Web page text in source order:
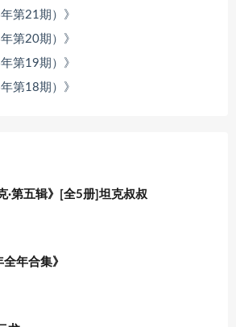
第21期）》
第20期）》
第19期）》
第18期）》
·第五辑》[全5册]坦克叔叔
全年合集》